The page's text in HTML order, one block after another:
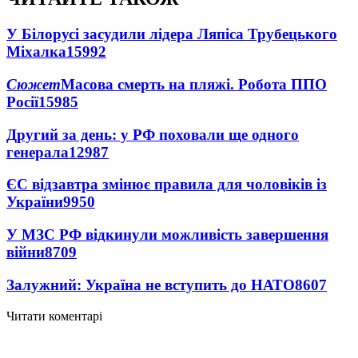
У Білорусі засудили лідера Ляпіса Трубецького
Міхалка15992
СюжетМасова смерть на пляжі. Робота ППО
Росії15985
Другий за день: у РФ поховали ще одного
генерала12987
ЄС відзавтра змінює правила для чоловіків із
України9950
У МЗС РФ відкинули можливість завершення
війни8709
Залужний: Україна не вступить до НАТО8607
Читати коментарі